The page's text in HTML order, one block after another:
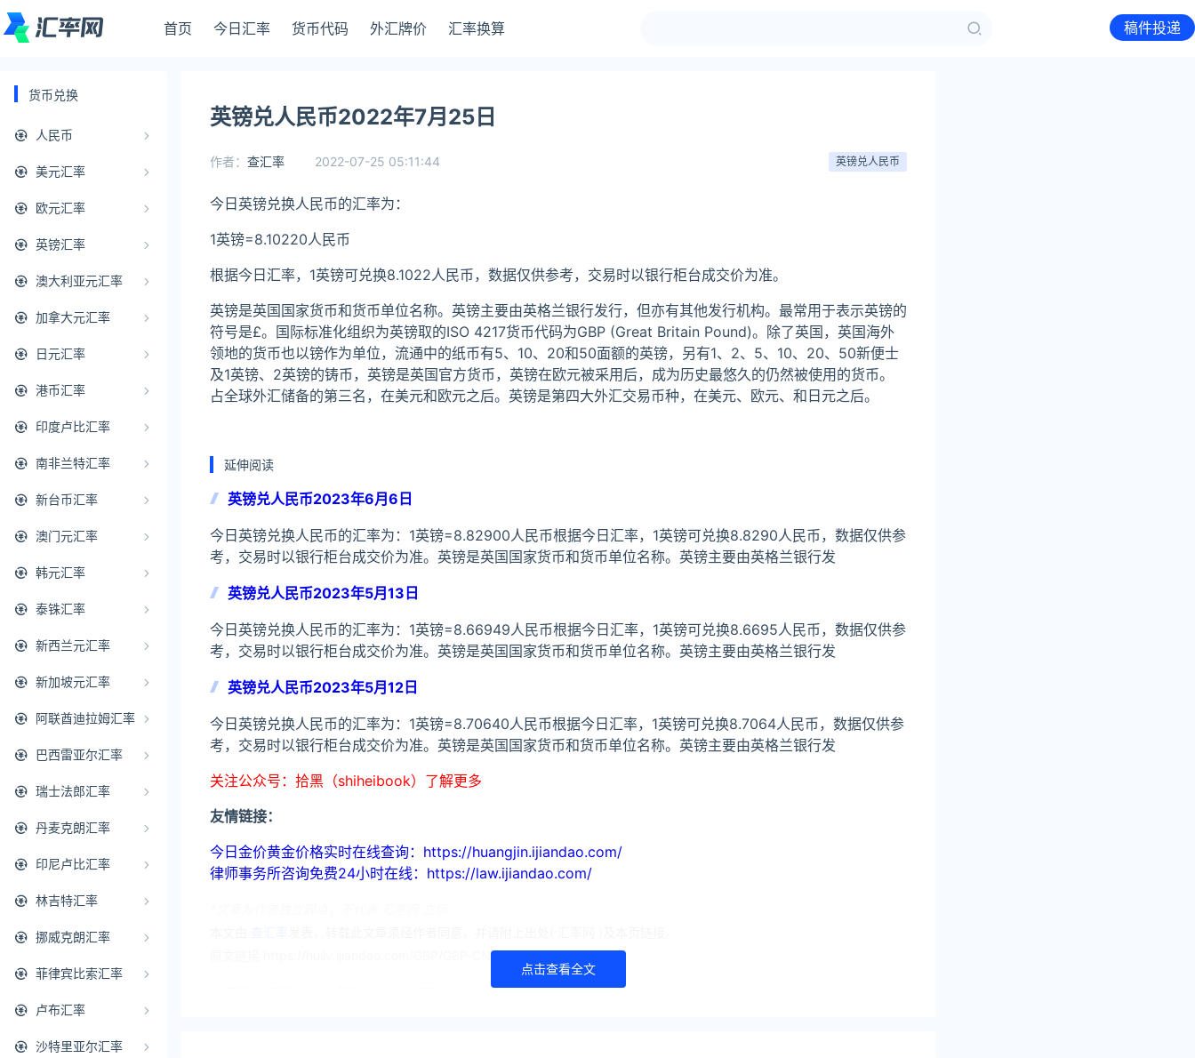
首页 今日汇率 货币代码 外汇牌价 汇率换算 稿件投递
货币兑换
人民币
美元汇率
欧元汇率
英镑汇率
澳大利亚元汇率
加拿大元汇率
日元汇率
港币汇率
印度卢比汇率
南非兰特汇率
新台币汇率
澳门元汇率
韩元汇率
泰铢汇率
新西兰元汇率
新加坡元汇率
阿联酋迪拉姆汇率
巴西雷亚尔汇率
瑞士法郎汇率
丹麦克朗汇率
印尼卢比汇率
林吉特汇率
挪威克朗汇率
菲律宾比索汇率
卢布汇率
沙特里亚尔汇率
英镑兑人民币2022年7月25日
英镑兑人民币
作者： 查汇率 2022-07-25 05:11:44
今日英镑兑换人民币的汇率为：
1英镑=8.10220人民币
根据今日汇率，1英镑可兑换8.1022人民币，数据仅供参考，交易时以银行柜台成交价为准。
英镑是英国国家货币和货币单位名称。英镑主要由英格兰银行发行，但亦有其他发行机构。最常用于表示英镑的
符号是£。国际标准化组织为英镑取的ISO 4217货币代码为GBP (Great Britain Pound)。除了英国，英国海外
领地的货币也以镑作为单位，流通中的纸币有5、10、20和50面额的英镑，另有1、2、5、10、20、50新便士
及1英镑、2英镑的铸币，英镑是英国官方货币，英镑在欧元被采用后，成为历史最悠久的仍然被使用的货币。
占全球外汇储备的第三名，在美元和欧元之后。英镑是第四大外汇交易币种，在美元、欧元、和日元之后。
延伸阅读
英镑兑人民币2023年6月6日
今日英镑兑换人民币的汇率为：1英镑=8.82900人民币根据今日汇率，1英镑可兑换8.8290人民币，数据仅供参
考，交易时以银行柜台成交价为准。英镑是英国国家货币和货币单位名称。英镑主要由英格兰银行发
英镑兑人民币2023年5月13日
今日英镑兑换人民币的汇率为：1英镑=8.66949人民币根据今日汇率，1英镑可兑换8.6695人民币，数据仅供参
考，交易时以银行柜台成交价为准。英镑是英国国家货币和货币单位名称。英镑主要由英格兰银行发
英镑兑人民币2023年5月12日
今日英镑兑换人民币的汇率为：1英镑=8.70640人民币根据今日汇率，1英镑可兑换8.7064人民币，数据仅供参
考，交易时以银行柜台成交价为准。英镑是英国国家货币和货币单位名称。英镑主要由英格兰银行发
关注公众号：拾黑（shiheibook）了解更多
友情链接：
今日金价黄金价格实时在线查询：https://huangjin.ijiandao.com/
律师事务所咨询免费24小时在线：https://law.ijiandao.com/
原文链接 https://huilv.ijiandao.com/GBP/GBP-CNY/177.html
点击查看全文